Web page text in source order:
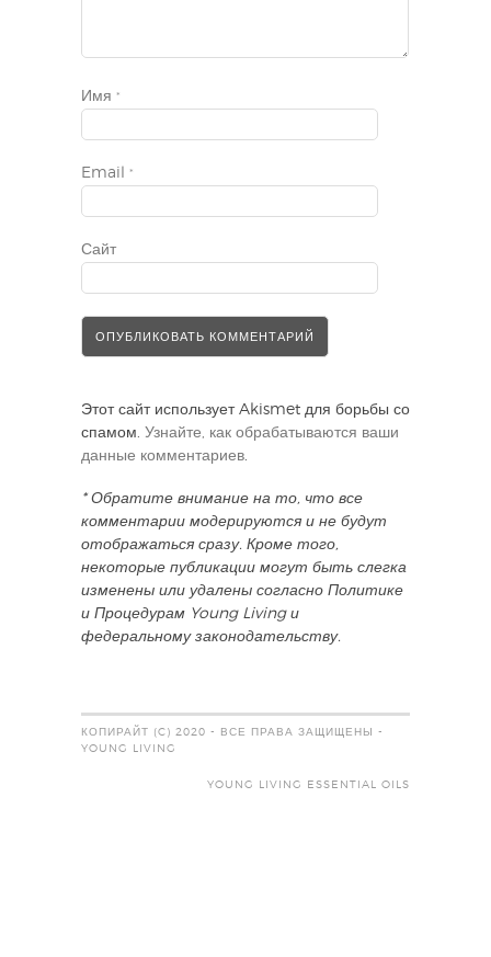
Имя *
Email *
Сайт
Этот сайт использует Akismet для борьбы со
спамом. Узнайте, как обрабатываются ваши
данные комментариев.
* Обратите внимание на то, что все
комментарии модерируются и не будут
отображаться сразу. Кроме того,
некоторые публикации могут быть слегка
изменены или удалены согласно Политике
и Процедурам Young Living и
федеральному законодательству.
КОПИРАЙТ (C) 2020 - ВСЕ ПРАВА ЗАЩИЩЕНЫ -
YOUNG LIVING
YOUNG LIVING ESSENTIAL OILS